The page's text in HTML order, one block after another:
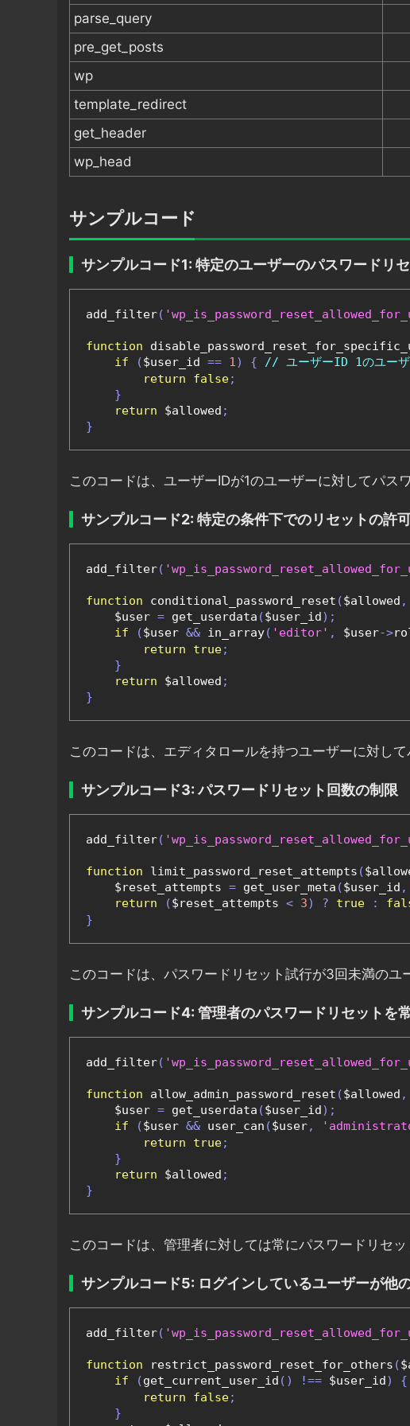
parse_query
pre_get_posts
wp
template_redirect
get_header
wp_head
サンプルコード
サンプルコード1: 特定のユーザーのパスワードリ
add_filter(
function
if
($user_id == 1) {
// ユーザーID 1のユーザ
return
false;
}
return $allowed ;
}
このコードは、ユーザーIDが1のユーザーに対してパス
サンプルコード2: 特定の条件下でのリセットの許
add_filter(
function conditional_password_reset ($allowed ,
    $user
= get_userdata ($user_id );
if
($user && in_array( 'editor' , $user->
return
true;
}
return $allowed ;
}
このコードは、エディタロールを持つユーザーに対し
サンプルコード3: パスワードリセット回数の制限
add_filter(
function limit_password_reset_attempts (
    $reset_attempts
= get_user_meta ($user_id ,
return
($reset_attempts < 3) ? true :
}
このコードは、パスワードリセット試行が3回未満のユ
サンプルコード4: 管理者のパスワードリセットを
add_filter(
function allow_admin_password_reset ($allowed ,
    $user
= get_userdata ($user_id );
if
($user && user_can ($user,
return
true;
}
return $allowed ;
}
このコードは、管理者に対しては常にパスワードリセッ
サンプルコード5: ログインしているユーザーが他
add_filter(
function restrict_password_reset_for_others (
if
(get_current_user_id () !== $user_id ) {
return
false;
}